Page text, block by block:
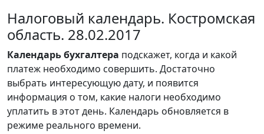
Налоговый календарь. Костромская
область. 28.02.2017
Календарьбухгалтера подскажет, когда и какой
платеж необходимо совершить. Достаточно
выбрать интересующую дату, и появится
информация о том, какие налоги необходимо
уплатить в этот день. Календарь обновляется в
режиме реального времени.